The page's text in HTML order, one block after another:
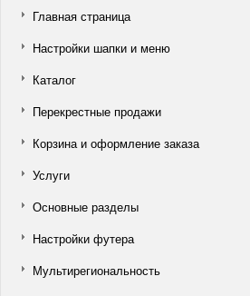
Главная страница
Настройки шапки и меню
Каталог
Перекрестные продажи
Корзина и оформление заказа
Услуги
Основные разделы
Настройки футера
Мультирегиональность